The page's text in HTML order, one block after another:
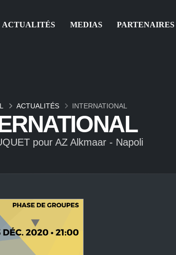
ACTUALITÉS MEDIAS PARTENAIRES
pour AZ Alkmaar - Napoli
ACTUALITÉS INTERNATIONAL